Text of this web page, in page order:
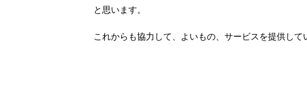
と思います。
これからも協力して、よいもの、サービスを提供して